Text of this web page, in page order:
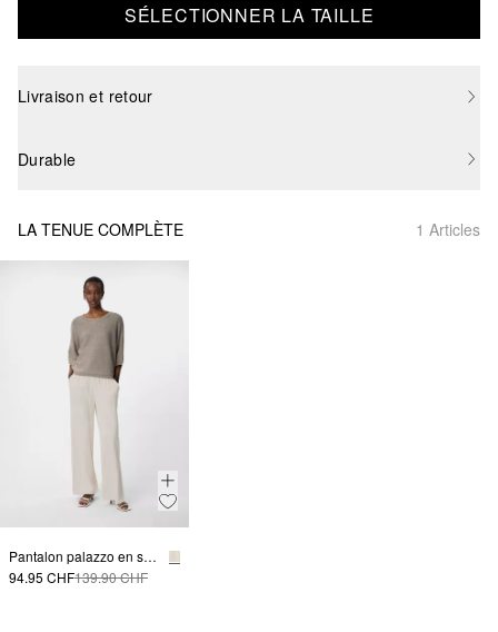
SÉLECTIONNER LA TAILLE
Livraison et retour
Durable
LA TENUE COMPLÈTE 1 Articles
Pantalon palazzo en satin à coupe décontractée
94.95 CHF139.90 CHF